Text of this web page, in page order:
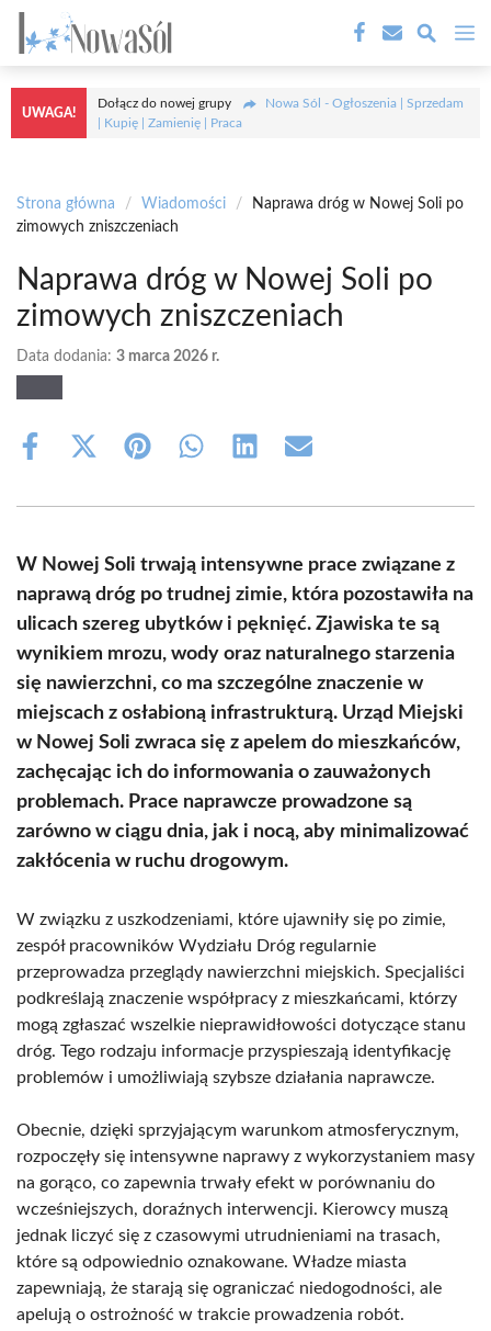
Przejdź
treści
UWAGA!
Dołącz do nowej grupy
Nowa Sól - Ogłoszenia | Sprzedam
| Kupię | Zamienię | Praca
Strona główna / Wiadomości /
Naprawa dróg w Nowej Soli po
zimowych zniszczeniach
Naprawa dróg w Nowej Soli po
zimowych zniszczeniach
Data dodania: 3 marca 2026 r.
Share
Share
(Twitter)
Share Share Share Share
W Nowej Soli trwają intensywne prace związane z
naprawą dróg po trudnej zimie, która pozostawiła na
ulicach szereg ubytków i pęknięć. Zjawiska te są
wynikiem mrozu, wody oraz naturalnego starzenia
się nawierzchni, co ma szczególne znaczenie w
miejscach z osłabioną infrastrukturą. Urząd Miejski
w Nowej Soli zwraca się z apelem do mieszkańców,
zachęcając ich do informowania o zauważonych
problemach. Prace naprawcze prowadzone są
zarówno w ciągu dnia, jak i nocą, aby minimalizować
zakłócenia w ruchu drogowym.
W związku z uszkodzeniami, które ujawniły się po zimie,
zespół pracowników Wydziału Dróg regularnie
przeprowadza przeglądy nawierzchni miejskich. Specjaliści
podkreślają znaczenie współpracy z mieszkańcami, którzy
mogą zgłaszać wszelkie nieprawidłowości dotyczące stanu
dróg. Tego rodzaju informacje przyspieszają identyfikację
problemów i umożliwiają szybsze działania naprawcze.
Obecnie, dzięki sprzyjającym warunkom atmosferycznym,
rozpoczęły się intensywne naprawy z wykorzystaniem masy
na gorąco, co zapewnia trwały efekt w porównaniu do
wcześniejszych, doraźnych interwencji. Kierowcy muszą
jednak liczyć się z czasowymi utrudnieniami na trasach,
które są odpowiednio oznakowane. Władze miasta
zapewniają, że starają się ograniczać niedogodności, ale
apelują o ostrożność w trakcie prowadzenia robót.